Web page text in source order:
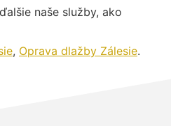
naše služby, ako
, Oprava dlažby Zálesie.